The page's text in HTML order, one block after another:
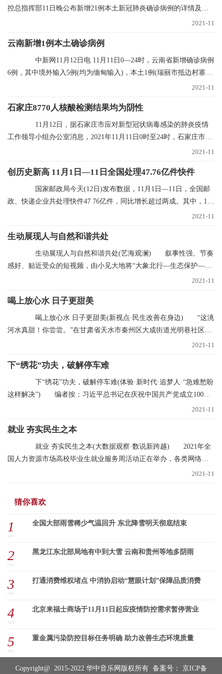
控总指挥部11日晚公布新增21例本土新冠肺炎确诊病例的详情及行
2021-11
云南新增1例本土确诊病例
中新网11月12日电 11月11日0—24时，云南省新增确诊病例
6例，其中境外输入5例(均为缅甸输入)，本土1例(瑞丽市抵边村寨重
2021-11
石家庄8770人核酸检测结果均为阴性
11月12日，据石家庄市应对新型冠状病毒感染的肺炎疫情
工作领导小组办公室消息，2021年11月11日0时至24时，石家庄市对
2021-11
创历史新高 11月1日—11日全国处理47.76亿件快件
国家邮政局今天(12日)发布数据，11月1日—11日，全国邮
政、快递企业共处理快件47 76亿件，同比增长超过两成。其中，11
2021-11
生动展现人与自然和谐共处
生动展现人与自然和谐共处(艺海观澜) 叙事性强、节奏
感好、贴近受众的短视频，由小见大地将“大象北行—生态保护—文
2021-11
喝上放心水 日子更甜美
喝上放心水 日子更甜美(新视点·民生改善在身边) “这洮
河水真甜！你尝尝。”在甘肃省天水市秦州区大成街道光明巷社区，
2021-11
下“绣花”功夫，破解停车难
下“绣花”功夫，破解停车难(体验·新时代·追梦人·“急难愁盼
这样解决”) 编者按：习近平总书记在庆祝中国共产党成立100周
2021-11
就业 夯实民生之本
就业 夯实民生之本(大数据观察·数说新跨越) 2021年全
国人力资源市场高校毕业生就业服务周活动正在举办，各类网络招
2021-11
猜你喜欢
1 全国大部雨雪稀少气温回升 东北降雪明天彻底结束
2 黑龙江东北部局地有中到大雪 云南和贵州等地多阴雨
3 打通消费维权堵点 中消协启动“慧眼计划”保障品质消费
4 北京来福士商场于11月11日起应疫情防控需求暂停营业
5 重金属污染防控目标任务明确 助力改善生态环境质量
Copyright@ 2015-2022 华中音乐网版权所有 备案号： 京ICP备